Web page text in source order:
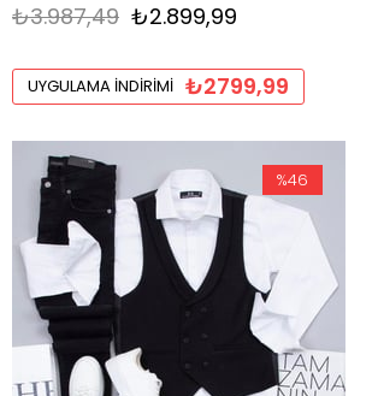
₺2.899,99
₺3.987,49
UYGULAMA İNDIRIMI ₺2799,99
%46